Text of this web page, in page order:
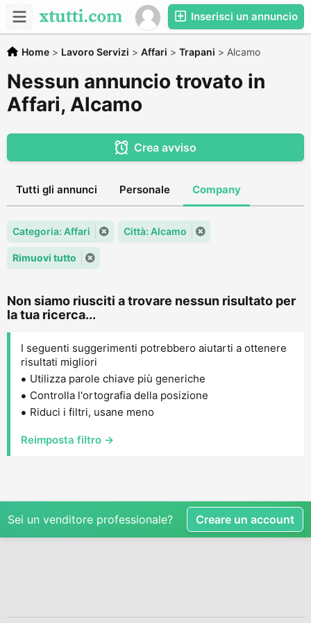
Inserisci un annuncio
Home > Lavoro Servizi > Affari > Trapani > Alcamo
Nessun annuncio trovato in
Affari, Alcamo
Crea avviso
Tutti gli annunci Personale Company
Categoria: Affari Città: Alcamo
Rimuovi tutto
Non siamo riusciti a trovare nessun risultato per
la tua ricerca...
I seguenti suggerimenti potrebbero aiutarti a ottenere
risultati migliori
Utilizza parole chiave più generiche
Controlla l'ortografia della posizione
Riduci i filtri, usane meno
Reimposta filtro →
Sei un venditore professionale? Creare un account